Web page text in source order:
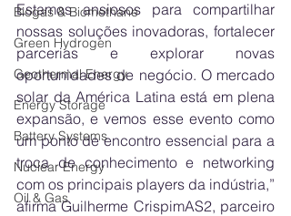
Biogas & Biomethane
Green Hydrogen
Geothermal Energy
Energy Storage
Battery Systems
Nuclear Energy
Oil & Gas
Estamos ansiosos para compartilhar
nossas soluções inovadoras, fortalecer
parcerias e explorar novas
oportunidades de negócio. O mercado
solar da América Latina está em plena
expansão, e vemos esse evento como
um ponto de encontro essencial para a
troca de conhecimento e networking
com os principais players da indústria,”
afirma Guilherme CrispimAS2, parceiro